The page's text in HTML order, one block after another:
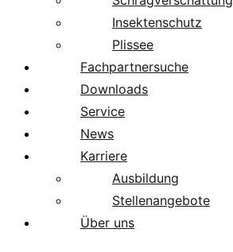
Insektenschutz
Plissee
Fachpartnersuche
Downloads
Service
News
Karriere
Ausbildung
Stellenangebote
Über uns